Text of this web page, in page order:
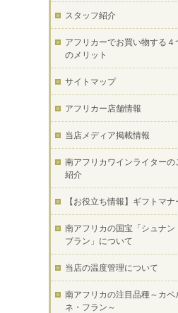
スタッフ紹介
アフリカーでお買い物する４
のメリット
サイトマップ
アフリカー店舗情報
当店メディア掲載情報
南アフリカワインライターの
紹介
【お役立ち情報】ギフトマナ
南アフリカの国宝「シュナン
ブラン」について
当店の温度管理について
南アフリカの注目品種～カベ
ネ・フラン～